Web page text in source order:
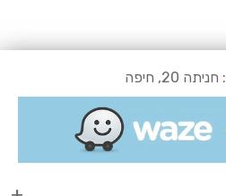
: חניתה 20, חיפה